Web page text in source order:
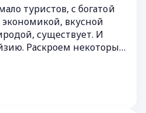
туристов, с богатой
экономикой, вкусной
существует. И
Раскроем некоторые